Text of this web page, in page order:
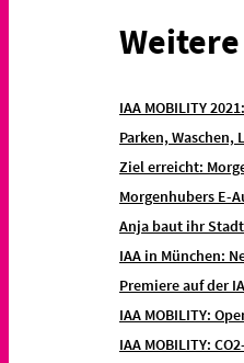
IAA MOBILITY
Parken,
Ziel erreicht:
Morgenhubers E-
Anja baut ihr
IAA in München:
Premiere auf der
IAA MOBILITY:
IAA MOBILITY: